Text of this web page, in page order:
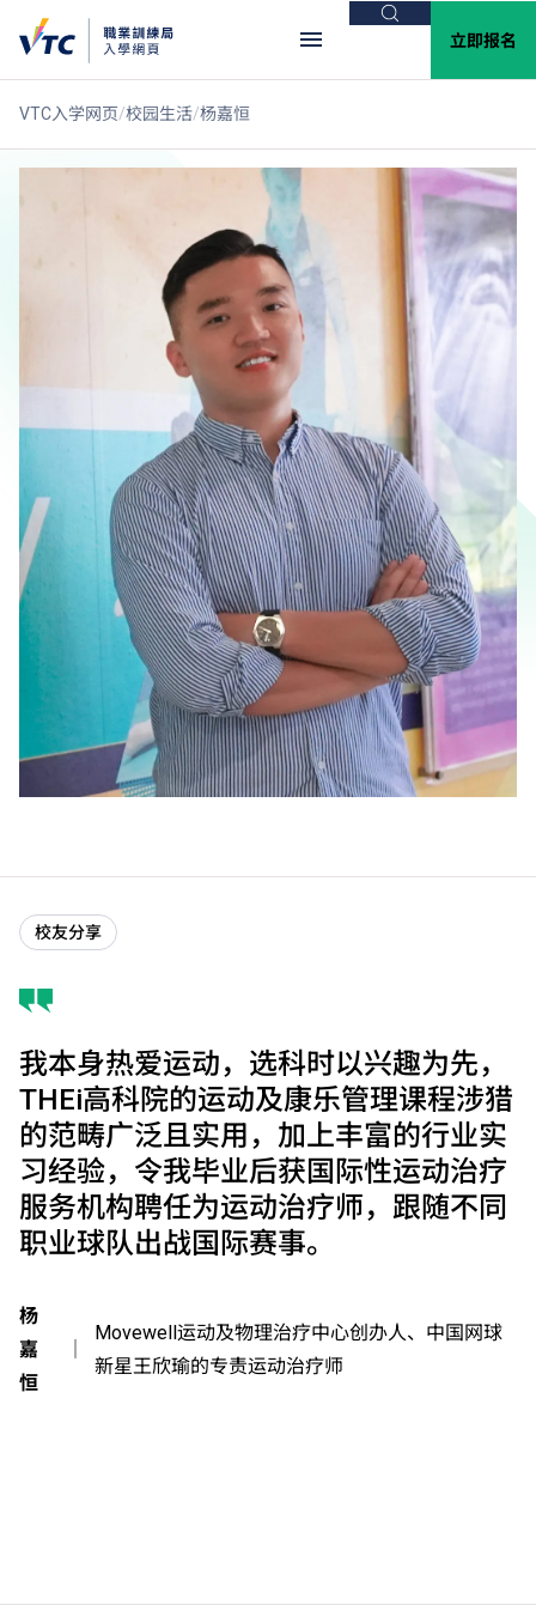
搜索
立即报名
VTC入学网页 校园生活 杨嘉恒
校友分享
我本身热爱运动，选科时以兴趣为先，
THEi高科院的运动及康乐管理课程涉猎
的范畴广泛且实用，加上丰富的行业实
习经验，令我毕业后获国际性运动治疗
服务机构聘任为运动治疗师，跟随不同
职业球队出战国际赛事。
杨
嘉
恒
Movewell运动及物理治疗中心创办人、中国网球
新星王欣瑜的专责运动治疗师